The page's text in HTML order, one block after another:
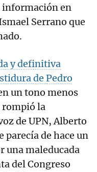
información en
Serrano que
y definitiva
de Pedro
un tono menos
rompió la
de UPN, Alberto
parecía de hace un
una maleducada
del Congreso